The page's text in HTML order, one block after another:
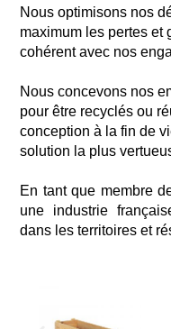
Nous optimisons nos
maximum les pertes et
cohérent avec nos
Nous concevons nos
pour être recyclés ou
conception à la fin de
solution la plus
En tant que membre
une industrie
dans les territoires et